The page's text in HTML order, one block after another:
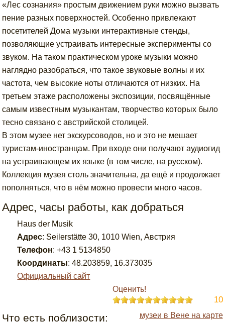
«Лес сознания» простым движением руки можно вызвать
пение разных поверхностей. Особенно привлекают
посетителей Дома музыки интерактивные стенды,
позволяющие устраивать интересные эксперименты со
звуком. На таком практическом уроке музыки можно
наглядно разобраться, что такое звуковые волны и их
частота, чем высокие ноты отличаются от низких. На
третьем этаже расположены экспозиции, посвящённые
самым известным музыкантам, творчество которых было
тесно связано с австрийской столицей.
В этом музее нет экскурсоводов, но и это не мешает
туристам-иностранцам. При входе они получают аудиогид
на устраивающем их языке (в том числе, на русском).
Коллекция музея столь значительна, да ещё и продолжает
пополняться, что в нём можно провести много часов.
Адрес, часы работы, как добраться
Haus der Musik
Адрес: Seilerstätte 30, 1010 Wien, Австрия
Телефон:+43 1 5134850
Координаты: 48.203859, 16.373035
Официальный сайт
Оценить!
10
Что есть поблизости: музеи в Вене на карте